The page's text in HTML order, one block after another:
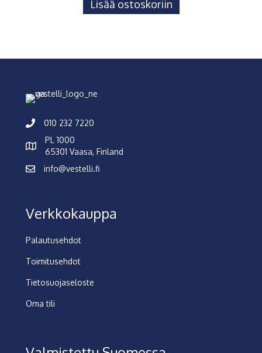
Lisää ostoskoriin
010 232 7220
PL 1000
65301 Vaasa, Finland
info@vestelli.fi
Verkkokauppa
Palautusehdot
Toimitusehdot
Tietosuojaseloste
Oma tili